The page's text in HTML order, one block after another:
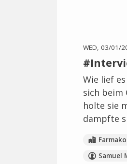
WED, 03/01/
Wie lief
sich beim
holte sie
dampfte
Farmako
Samuel